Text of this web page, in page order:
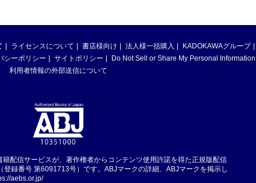
ライセンスについて 書店様向け 法人様一括購入
KADOKAWAグループ
シーポリシー サイトポリシー
Do Not Sell or Share My Personal Information
利用者情報の外部送信について
配信サービスが、著作権者からコンテンツ使用許諾を得た正規版配信
登録番号 第6091713号）です。ABJマークの詳細、ABJマークを掲示し
aebs.or.jp/